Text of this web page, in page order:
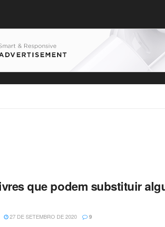
que podem substituir
27 DE SETEMBRO DE 2020 9